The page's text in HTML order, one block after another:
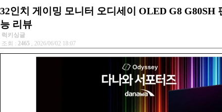
32인치 게이밍 모니터 오디세이 OLED G8 G80SH
능 리뷰
럭키싱글
조회 : 2465 , 2026/06/02 18:07